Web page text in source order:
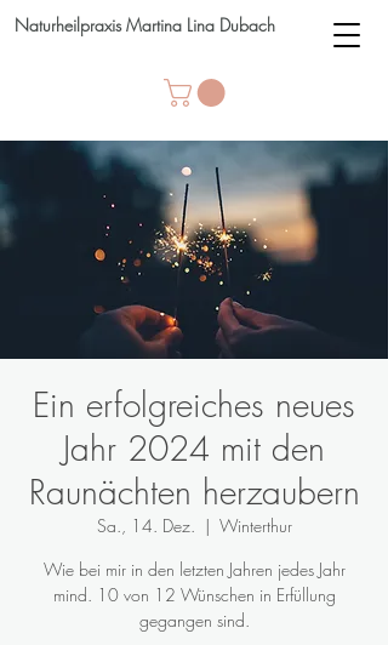
Naturheilpraxis Martina Lina Dubach
Ein erfolgreiches neues
Jahr 2024 mit den
Raunächten herzaubern
Sa., 14. Dez.
  |
Winterthur
Wie bei mir in den letzten Jahren jedes Jahr
mind. 10 von 12 Wünschen in Erfüllung
gegangen sind.